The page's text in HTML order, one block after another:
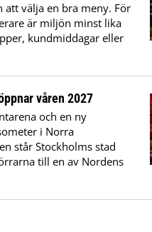
välja en bra meny. För
är miljön minst lika
kundmiddagar eller
våren 2027
och en ny
i Norra
står Stockholms stad
till en av Nordens